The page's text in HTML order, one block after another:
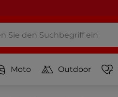
Moto Outdoor